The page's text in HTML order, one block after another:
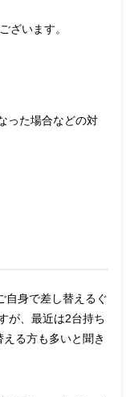
ざいます。
った場合などの対
自身で差し替えるぐ
が、最近は2台持ち
る方も多いと聞き